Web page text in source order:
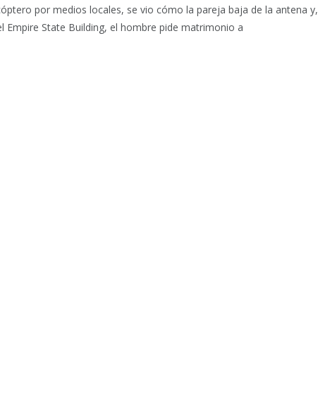
por medios locales, se vio cómo la pareja baja de la antena y,
Empire State Building, el hombre pide matrimonio a